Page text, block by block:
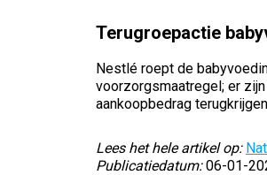
Terugroepactie
Nestlé roept de
voorzorgsmaatregel; er
aankoopbedrag
Lees het hele artikel op:
Publicatiedatum:06-01-